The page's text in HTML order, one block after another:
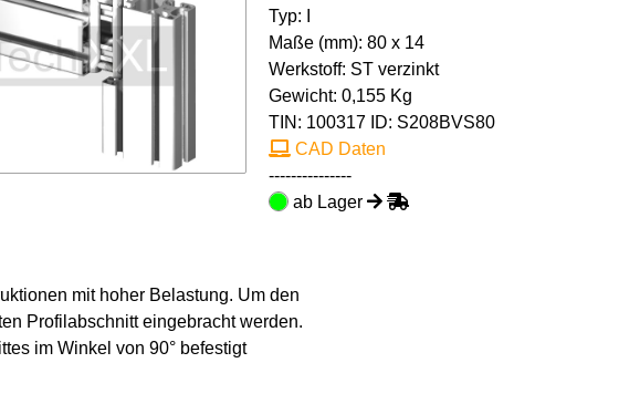
Typ: I
Maße (mm): 80 x 14
Werkstoff: ST verzinkt
Gewicht: 0,155 Kg
TIN: 100317 ID: S208BVS80
CAD Daten
---------------
ab Lager
mit hoher Belastung. Um den
Profilabschnitt eingebracht werden.
im Winkel von 90° befestigt